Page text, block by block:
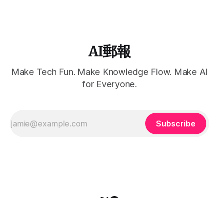
AI郵報
Make Tech Fun. Make Knowledge Flow. Make AI
for Everyone.
Subscribe